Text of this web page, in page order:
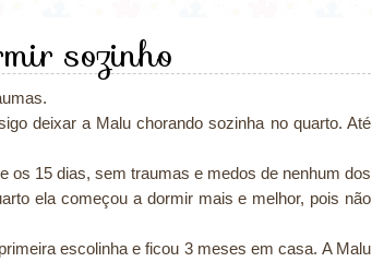
sozinho
deixar a Malu chorando sozinha no quarto. Até
os 15 dias, sem traumas e medos de nenhum dos
ela começou a dormir mais e melhor, pois não
escolinha e ficou 3 meses em casa. A Malu